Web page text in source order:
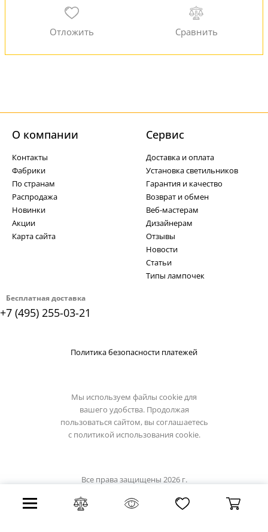
Бесплатная доставка
+7 (495) 255-03-21
О компании
Контакты
Фабрики
По странам
Распродажа
Новинки
Акции
Карта сайта
Cервис
Доставка и оплата
Установка светильников
Гарантия и качество
Возврат и обмен
Веб-мастерам
Дизайнерам
Отзывы
Новости
Статьи
Типы лампочек
Политика безопасности платежей
Мы используем файлы cookie для
вашего удобства. Продолжая
пользоваться сайтом, вы соглашаетесь
с политикой использования cookie.
Все права защищены 2026 г.